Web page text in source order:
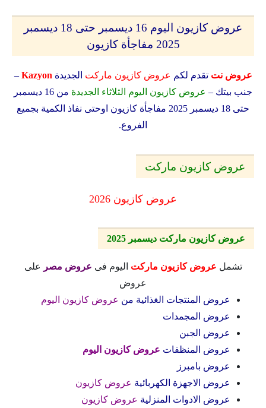
عروض كازيون اليوم 16 ديسمبر حتى 18 ديسمبر
2025 مفاجأة كازيون
عروض نت تقدم لكم عروض كازيون ماركت الجديدة Kazyon
–
جنب بيتك – عروض كازيون اليوم الثلاثاء الجديدة
من 16 ديسمبر
حتى 18 ديسمبر 2025 مفاجأة كازيون
اوحتى نفاذ الكمية بجميع
الفروع.
عروض كازيون ماركت
عروض كازيون 2026
عروض كازيون ماركت ديسمبر 2025
تشمل عروض كازيون ماركت اليوم فى عروض مصر
على
عروض
عروض المنتجات الغذائية من عروض كازيون اليوم
عروض المجمدات
عروض الجبن
عروض المنظفات عروض كازيون اليوم
عروض بامبرز
عروض الاجهزة الكهربائية عروض كازيون
عروض الادوات المنزلية عروض كازيون